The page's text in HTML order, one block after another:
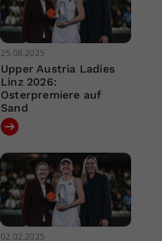
25.08.2025
Upper Austria Ladies
Linz 2026:
Osterpremiere auf
Sand
02.02.2025